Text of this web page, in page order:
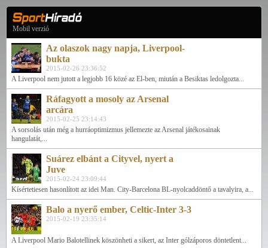
Mobil verzió
Az olaszok nagy napja, Liverpool-
bukta
2015-02-26 23:36:52
A Liverpool nem jutott a legjobb 16 közé az El-ben, miután a Besiktas ledolgozta...
Ráfagyott a mosoly az Arsenal
arcára
2015-02-25 23:14:43
A sorsolás után még a hurráoptimizmus jellemezte az Arsenal játékosainak
hangulatát,...
Suárez elbánt a Cityvel, nyert a
Juve
2015-02-24 23:09:44
Kísértetiesen hasonlított az idei Man. City-Barcelona BL-nyolcaddöntő a tavalyira, a...
Balo a nyerő ember, Celtic-Inter 3-3
2015-02-19 23:35:14
A Liverpool Mario Balotellinek köszönheti a sikert, az Inter gólzáporos döntetlent...